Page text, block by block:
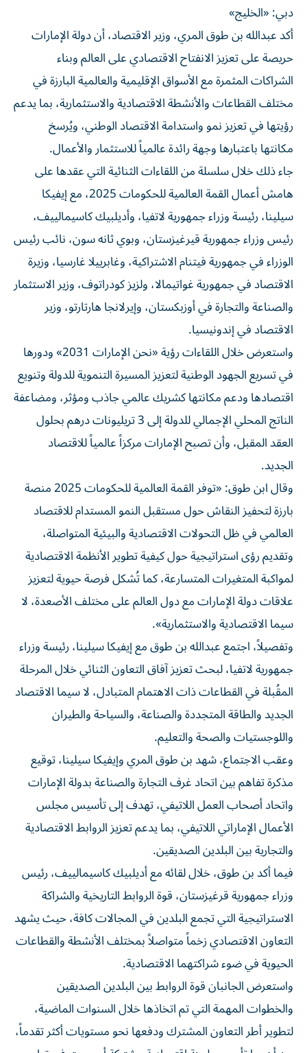
دبي: «الخليج»
أكد عبدالله بن طوق المري، وزير الاقتصاد، أن دولة الإمارات
حريصة على تعزيز الانفتاح الاقتصادي على العالم وبناء
الشراكات المثمرة مع الأسواق الإقليمية والعالمية البارزة في
مختلف القطاعات والأنشطة الاقتصادية والاستثمارية، بما يدعم
رؤيتها في تعزيز نمو واستدامة الاقتصاد الوطني، ويُرسخ
مكانتها باعتبارها وجهة رائدة عالمياً للاستثمار والأعمال.
جاء ذلك خلال سلسلة من اللقاءات الثنائية التي عقدها على
هامش أعمال القمة العالمية للحكومات 2025، مع إيفيكا
سيلينا، رئيسة وزراء جمهورية لاتفيا، وأديلبيك كاسيمالييف،
رئيس وزراء جمهورية قيرغيزستان، وبوي ثانه سون، نائب رئيس
الوزراء في جمهورية فيتنام الاشتراكية، وغابرييلا غارسيا، وزيرة
الاقتصاد في جمهورية غواتيمالا، ولزيز كودراتوف، وزير الاستثمار
والصناعة والتجارة في أوزبكستان، وإيرلانجا هارتارتو، وزير
الاقتصاد في إندونيسيا.
واستعرض خلال اللقاءات رؤية «نحن الإمارات 2031» ودورها
في تسريع الجهود الوطنية لتعزيز المسيرة التنموية للدولة وتنويع
اقتصادها ودعم مكانتها كشريك عالمي جاذب ومؤثر، ومضاعفة
الناتج المحلي الإجمالي للدولة إلى 3 تريليونات درهم بحلول
العقد المقبل، وأن تصبح الإمارات مركزاً عالمياً للاقتصاد
الجديد.
وقال ابن طوق: «توفر القمة العالمية للحكومات 2025 منصة
بارزة لتحفيز النقاش حول مستقبل النمو المستدام للاقتصاد
العالمي في ظل التحولات الاقتصادية والبيئية المتواصلة،
وتقديم رؤى استراتيجية حول كيفية تطوير الأنظمة الاقتصادية
لمواكبة المتغيرات المتسارعة، كما تُشكل فرصة حيوية لتعزيز
علاقات دولة الإمارات مع دول العالم على مختلف الأصعدة، لا
سيما الاقتصادية والاستثمارية».
وتفصيلاً، اجتمع عبدالله بن طوق مع إيفيكا سيلينا، رئيسة وزراء
جمهورية لاتفيا، لبحث تعزيز آفاق التعاون الثنائي خلال المرحلة
المقُبلة في القطاعات ذات الاهتمام المتبادل، لا سيما الاقتصاد
الجديد والطاقة المتجددة والصناعة، والسياحة والطيران
واللوجستيات والصحة والتعليم.
وعقب الاجتماع، شهد بن طوق المري وإيفيكا سيلينا، توقيع
مذكرة تفاهم بين اتحاد غرف التجارة والصناعة بدولة الإمارات
واتحاد أصحاب العمل اللاتيفي، تهدف إلى تأسيس مجلس
الأعمال الإماراتي اللاتيفي، بما يدعم تعزيز الروابط الاقتصادية
والتجارية بين البلدين الصديقين.
فيما أكد بن طوق، خلال لقائه مع أديلبيك كاسيمالييف، رئيس
وزراء جمهورية قرغيزستان، قوة الروابط التاريخية والشراكة
الاستراتيجية التي تجمع البلدين في المجالات كافة، حيث يشهد
التعاون الاقتصادي زخماً متواصلاً بمختلف الأنشطة والقطاعات
الحيوية في ضوء شراكتهما الاقتصادية.
واستعرض الجانبان قوة الروابط بين البلدين الصديقين
والخطوات المهمة التي تم اتخاذها خلال السنوات الماضية،
لتطوير أطر التعاون المشترك ودفعها نحو مستويات أكثر تقدماً،